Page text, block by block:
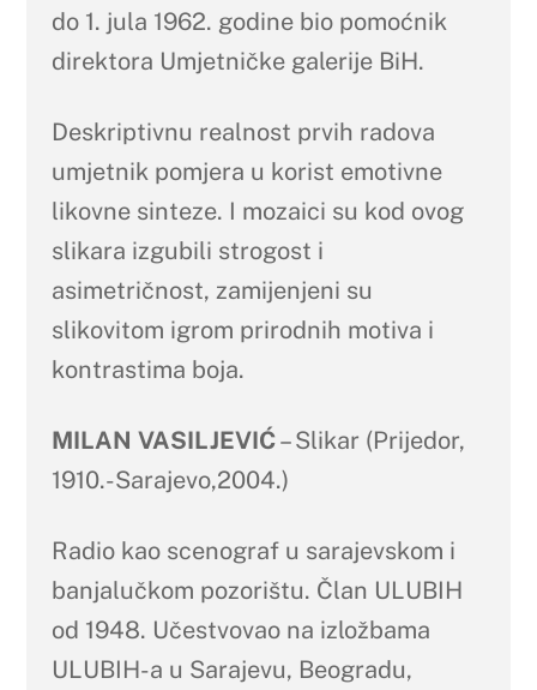
do 1. jula 1962. godine bio pomoćnik
direktora Umjetničke galerije BiH.
Deskriptivnu realnost prvih radova
umjetnik pomjera u korist emotivne
likovne sinteze. I mozaici su kod ovog
slikara izgubili strogost i
asimetričnost, zamijenjeni su
slikovitom igrom prirodnih motiva i
kontrastima boja.
MILAN VASILJEVIĆ– Slikar (Prijedor,
1910.-Sarajevo,2004.)
Radio kao scenograf u sarajevskom i
banjalučkom pozorištu. Član ULUBIH
od 1948. Učestvovao na izložbama
ULUBIH-a u Sarajevu, Beogradu,